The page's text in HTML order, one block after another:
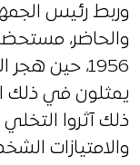
وربط رئيس
1956، حين
يمثلون في ذلك
ذلك آثروا
والامتيازات